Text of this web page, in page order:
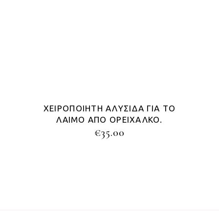
ΧΕΙΡΟΠΟΊΗΤΗ ΑΛΥΣΊΔΑ ΓΙΑ ΤΟ
ΛΑΙΜΌ ΑΠΌ ΟΡΕΊΧΑΛΚΟ.
€35.00